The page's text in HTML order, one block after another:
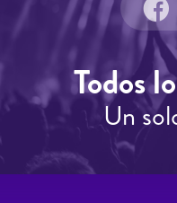
Todos
Un